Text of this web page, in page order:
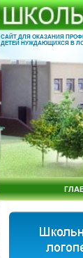
САЙТ ДЛЯ ОКАЗАНИЯ
ДЕТЕЙ НУЖДАЮЩИХСЯ В